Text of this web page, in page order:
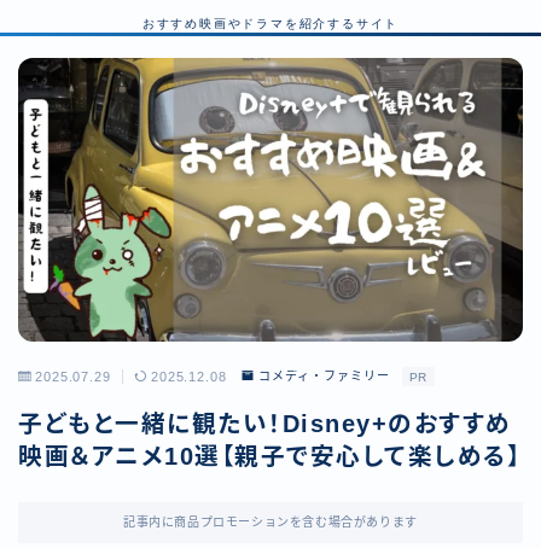
おすすめ映画やドラマを紹介するサイト
2025.07.29 2025.12.08 コメディ・ファミリー PR
子どもと一緒に観たい！Disney+のおすすめ
映画＆アニメ10選【親子で安心して楽しめる】
記事内に商品プロモーションを含む場合があります